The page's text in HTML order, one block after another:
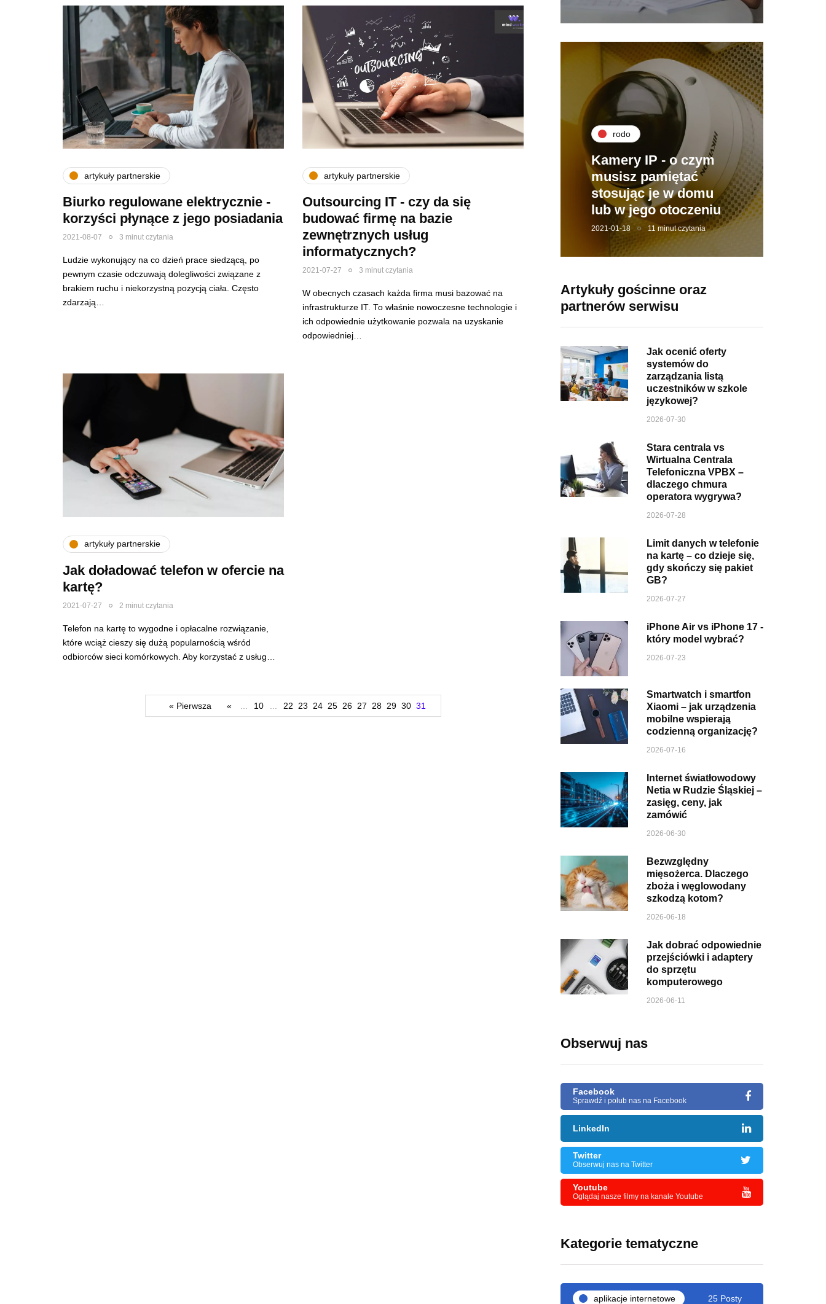
artykuły partnerskie
Biurko regulowane elektrycznie -
korzyści płynące z jego posiadania
2021-08-07 3 minut czytania
Ludzie wykonujący na co dzień prace siedzącą, po
pewnym czasie odczuwają dolegliwości związane z
brakiem ruchu i niekorzystną pozycją ciała. Często
zdarzają…
artykuły partnerskie
Outsourcing IT - czy da się
budować firmę na bazie
zewnętrznych usług
informatycznych?
2021-07-27 3 minut czytania
W obecnych czasach każda firma musi bazować na
infrastrukturze IT. To właśnie nowoczesne technologie i
ich odpowiednie użytkowanie pozwala na uzyskanie
odpowiedniej…
artykuły partnerskie
Jak doładować telefon w ofercie na
kartę?
2021-07-27 2 minut czytania
Telefon na kartę to wygodne i opłacalne rozwiązanie,
które wciąż cieszy się dużą popularnością wśród
odbiorców sieci komórkowych. Aby korzystać z usług…
« Pierwsza « 10 22 23 24 25 26 27 28 29 30 31
rodo
Kamery IP - o czym
musisz pamiętać
stosując je w domu
lub w jego otoczeniu
2021-01-18 11 minut czytania
Artykuły gościnne oraz
partnerów serwisu
Jak ocenić oferty
systemów do
zarządzania listą
uczestników w szkole
językowej?
2026-07-30
Stara centrala vs
Wirtualna Centrala
Telefoniczna VPBX –
dlaczego chmura
operatora wygrywa?
2026-07-28
Limit danych w telefonie
na kartę – co dzieje się,
gdy skończy się pakiet
GB?
2026-07-27
iPhone Air vs iPhone 17 -
który model wybrać?
2026-07-23
Smartwatch i smartfon
Xiaomi – jak urządzenia
mobilne wspierają
codzienną organizację?
2026-07-16
Internet światłowodowy
Netia w Rudzie Śląskiej –
zasięg, ceny, jak
zamówić
2026-06-30
Bezwzględny
mięsożerca. Dlaczego
zboża i węglowodany
szkodzą kotom?
2026-06-18
Jak dobrać odpowiednie
przejściówki i adaptery
do sprzętu
komputerowego
2026-06-11
Obserwuj nas
Facebook
Sprawdź i polub nas na Facebook
LinkedIn
Twitter
Obserwuj nas na Twitter
Youtube
Oglądaj nasze filmy na kanale Youtube
Kategorie tematyczne
aplikacje internetowe 25 Posty